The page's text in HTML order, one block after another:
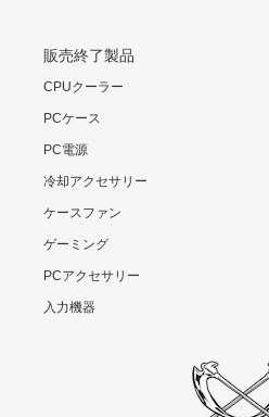
販売終了製品
CPUクーラー
PCケース
PC電源
冷却アクセサリー
ケースファン
ゲーミング
PCアクセサリー
入力機器